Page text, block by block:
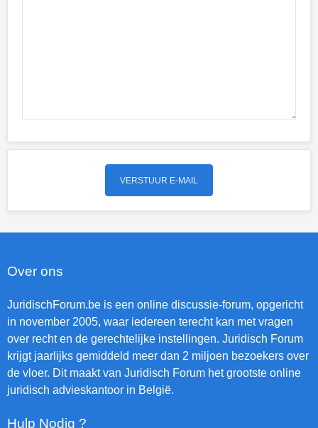
Over ons
JuridischForum.be is een online discussie-forum, opgericht
in november 2005, waar iedereen terecht kan met vragen
over recht en de gerechtelijke instellingen. Juridisch Forum
krijgt jaarlijks gemiddeld meer dan 2 miljoen bezoekers over
de vloer. Dit maakt van Juridisch Forum het grootste online
juridisch advieskantoor in België.
Hulp Nodig ?